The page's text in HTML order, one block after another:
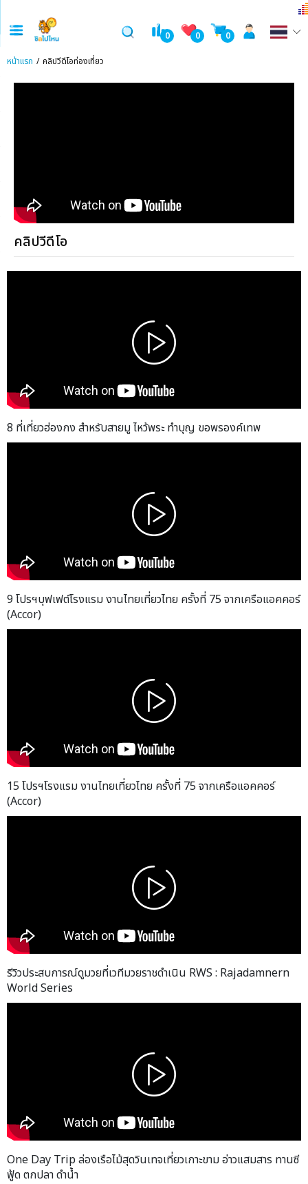
0 0 0
หน้าแรก คลิปวีดีโอท่องเที่ยว
คลิปวีดีโอ
8 ที่เที่ยวฮ่องกง สำหรับสายมู ไหว้พระ ทำบุญ ขอพรองค์เทพ
9 โปรฯบุฟเฟต์โรงแรม งานไทยเที่ยวไทย ครั้งที่ 75 จากเครือแอคคอร์
(Accor)
15 โปรฯโรงแรม งานไทยเที่ยวไทย ครั้งที่ 75 จากเครือแอคคอร์
(Accor)
รีวิวประสบการณ์ดูมวยที่เวทีมวยราชดำเนิน RWS : Rajadamnern
World Series
One Day Trip ล่องเรือไม้สุดวินเทจเที่ยวเกาะขาม อ่าวแสมสาร ทานซี
ฟู้ด ตกปลา ดำน้ำ